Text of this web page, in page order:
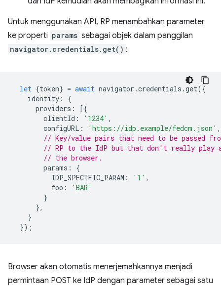
Untuk menggunakan API, RP menambahkan parameter
ke properti params sebagai objek dalam panggilan
navigator.credentials.get() :
let {token} = await navigator .credentials .get({
identity :
{
providers :
[{
clientId : '1234' ,
configURL : 'https://idp.example/fedcm.json' ,
// Key/value pairs that need to be passed
// RP to the IdP but that don't really play
// the browser.
params :
{
IDP_SPECIFIC_PARAM : '1' ,
foo :
'BAR'
}
},
}
});
Browser akan otomatis menerjemahkannya menjadi
permintaan POST ke IdP dengan parameter sebagai satu